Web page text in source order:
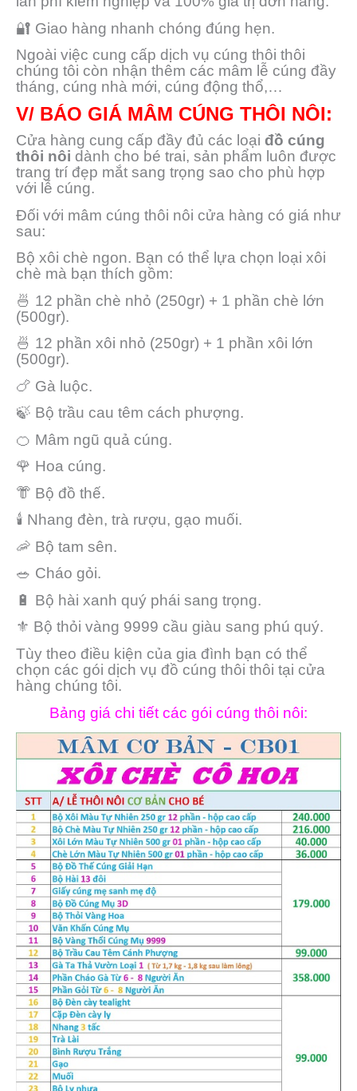
🔐 Giao hàng nhanh chóng đúng hẹn.
Ngoài việc cung cấp dịch vụ cúng thôi thôi
chúng tôi còn nhận thêm các mâm lễ cúng đầy
tháng, cúng nhà mới, cúng động thổ,…
V/ BÁO GIÁ MÂM CÚNG THÔI NÔI:
Cửa hàng cung cấp đầy đủ các loại đồ cúng
thôi nôi dành cho bé trai, sản phẩm luôn được
trang trí đẹp mắt sang trọng sao cho phù hợp
với lễ cúng.
Đối với mâm cúng thôi nôi cửa hàng có giá như
sau:
Bộ xôi chè ngon. Bạn có thể lựa chọn loại xôi
chè mà bạn thích gồm:
🍜 12 phần chè nhỏ (250gr) + 1 phần chè lớn
(500gr).
🍜 12 phần xôi nhỏ (250gr) + 1 phần xôi lớn
(500gr).
🍗 Gà luộc.
🍃 Bộ trầu cau têm cách phượng.
🍊 Mâm ngũ quả cúng.
🌹 Hoa cúng.
👘 Bộ đồ thế.
🕯 Nhang đèn, trà rượu, gạo muối.
🦐 Bộ tam sên.
🥗 Cháo gỏi.
🔋 Bộ hài xanh quý phái sang trọng.
⚜️ Bộ thỏi vàng 9999 cầu giàu sang phú quý.
Tùy theo điều kiện của gia đình bạn có thể
chọn các gói dịch vụ đồ cúng thôi thôi tại cửa
hàng chúng tôi.
Bảng giá chi tiết các gói cúng thôi nôi: